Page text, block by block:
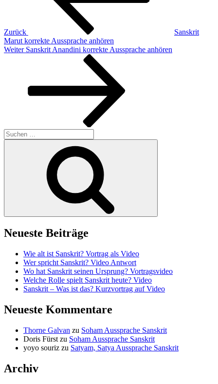
Zurück
Sanskrit
Marut korrekte Aussprache anhören
Nächster
Weiter Sanskrit Anandini korrekte Aussprache anhören
Suchen
nach:
Neueste Beiträge
Wie alt ist Sanskrit? Vortrag als Video
Wer spricht Sanskrit? Video Antwort
Wo hat Sanskrit seinen Ursprung? Vortragsvideo
Welche Rolle spielt Sanskrit heute? Video
Sanskrit – Was ist das? Kurzvortrag auf Video
Neueste Kommentare
Thorne Galvan zu Soham Aussprache Sanskrit
Doris Fürst zu Soham Aussprache Sanskrit
yoyo souriz zu Satyam, Satya Aussprache Sanskrit
Archiv